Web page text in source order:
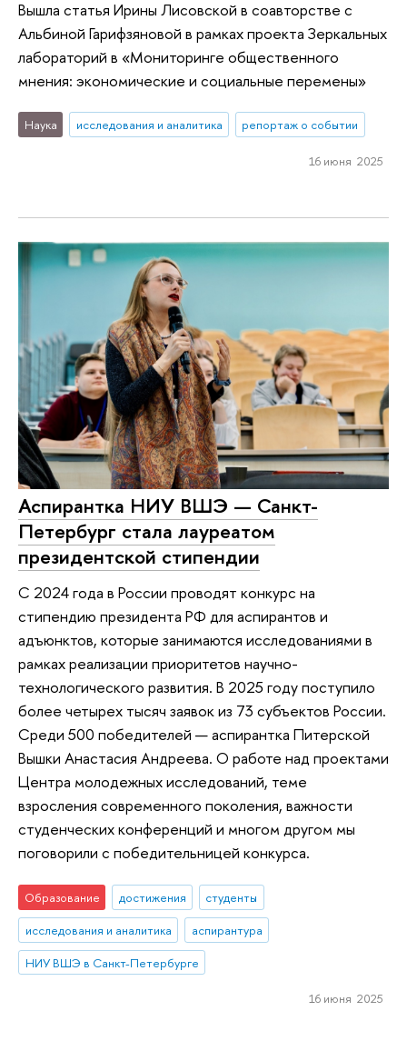
Вышла статья Ирины Лисовской в соавторстве с
Альбиной Гарифзяновой в рамках проекта Зеркальных
лабораторий в «Мониторинге общественного
мнения: экономические и социальные перемены»
Наука исследования и аналитика репортаж о событии
16 июня 2025
Аспирантка НИУ ВШЭ — Санкт-
Петербург стала лауреатом
президентской стипендии
С 2024 года в России проводят конкурс на
стипендию президента РФ для аспирантов и
адъюнктов, которые занимаются исследованиями в
рамках реализации приоритетов научно-
технологического развития. В 2025 году поступило
более четырех тысяч заявок из 73 субъектов России.
Среди 500 победителей — аспирантка Питерской
Вышки Анастасия Андреева. О работе над проектами
Центра молодежных исследований, теме
взросления современного поколения, важности
студенческих конференций и многом другом мы
поговорили с победительницей конкурса.
Образование достижения
студенты
исследования и аналитика
аспирантура
НИУ ВШЭ в Санкт-Петербурге
16 июня 2025